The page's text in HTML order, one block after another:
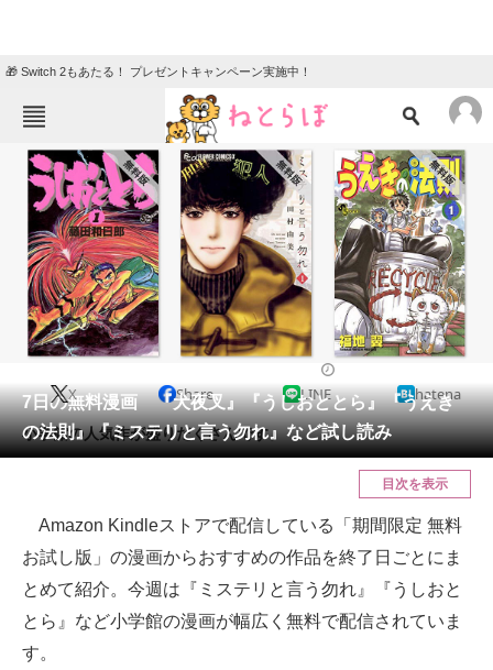
🎁 Switch 2もあたる！ プレゼントキャンペーン実施中！
ねとらぼメニュー
TOP ニュース
エンタメ クイズ
グルメ 地域
住まい 教育・育児
動物 リサーチ
会員記事
メディア
スマホと通信の最新トレンド
進化するPCとデバイスの未来
7日の無料漫画 『犬夜叉』『うしおととら』『うえき
の法則』『ミステリと言う勿れ』など試し読み
X Share LINE hatena
小学館の人気作が盛りだくさんです。
目次を表示
Amazon Kindleストアで配信している「期間限定 無料
お試し版」の漫画からおすすめの作品を終了日ごとにま
とめて紹介。今週は『ミステリと言う勿れ』『うしおと
とら』など小学館の漫画が幅広く無料で配信されていま
す。